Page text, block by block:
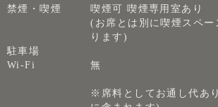
禁煙・喫煙
喫煙可 喫煙専用室あり
(お席とは別に喫煙スペー
ります)
駐車場
Wi-Fi
無
※席料としてお通し代あ